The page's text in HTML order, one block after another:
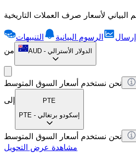
إرسال الرسوم البيانية
التنبيهات
من
AUD - الدولار الأسترالي
نحن نستخدم أسعار السوق المتوسط
إلى
PTE
PTE - إسكودو برتغالي
نحن نستخدم أسعار السوق المتوسط
مشاهدة عرض التحويل